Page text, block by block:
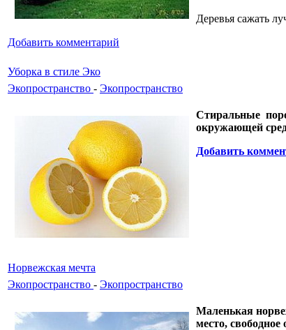
Деревья сажать
Добавить комментарий
Уборка в стиле Эко
Экопространство - Экопространство
Стиральные
окружающей
Добавить
Норвежская мечта
Экопространство - Экопространство
Маленькая
место,